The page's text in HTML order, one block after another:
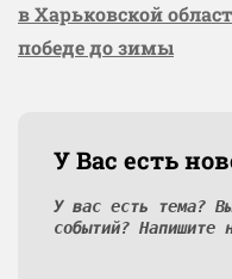
в Харьковской
победе до зимы
У Вас есть
У вас есть тема?
событий? Напишите